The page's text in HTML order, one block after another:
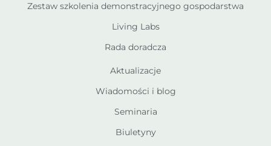
Zestaw szkolenia demonstracyjnego gospodarstwa
Living Labs
Rada doradcza
Aktualizacje
Wiadomości i blog
Seminaria
Biuletyny